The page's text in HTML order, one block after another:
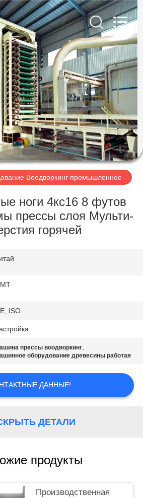
Воодворкинг промышленное
ноги 4кс16 8 футов
прессы слоя Мульти-
горячей
ISO
прессы воодворкинг,
оборудование древесины работая
ДАННЫЕ!
ДЕТАЛИ
продукты
Производственная